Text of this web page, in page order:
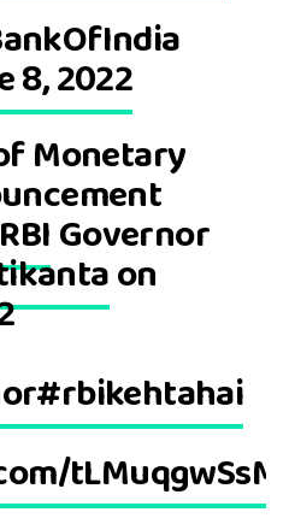
8, 2022
Monetary
Governor
on
#rbikehtahai
tLMuqgwSsM